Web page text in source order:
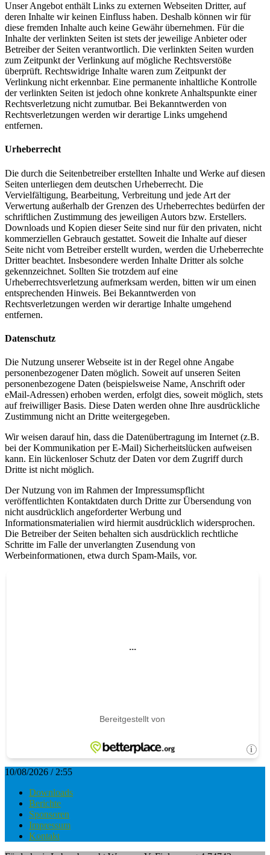
Unser Angebot enthält Links zu externen Webseiten Dritter, auf
deren Inhalte wir keinen Einfluss haben. Deshalb können wir für
diese fremden Inhalte auch keine Gewähr übernehmen. Für die
Inhalte der verlinkten Seiten ist stets der jeweilige Anbieter oder
Betreiber der Seiten verantwortlich. Die verlinkten Seiten wurden
zum Zeitpunkt der Verlinkung auf mögliche Rechtsverstöße
überprüft. Rechtswidrige Inhalte waren zum Zeitpunkt der
Verlinkung nicht erkennbar. Eine permanente inhaltliche Kontrolle
der verlinkten Seiten ist jedoch ohne konkrete Anhaltspunkte einer
Rechtsverletzung nicht zumutbar. Bei Bekanntwerden von
Rechtsverletzungen werden wir derartige Links umgehend
entfernen.
Urheberrecht
Die durch die Seitenbetreiber erstellten Inhalte und Werke auf diesen
Seiten unterliegen dem deutschen Urheberrecht. Die
Vervielfältigung, Bearbeitung, Verbreitung und jede Art der
Verwertung außerhalb der Grenzen des Urheberrechtes bedürfen der
schriftlichen Zustimmung des jeweiligen Autors bzw. Erstellers.
Downloads und Kopien dieser Seite sind nur für den privaten, nicht
kommerziellen Gebrauch gestattet. Soweit die Inhalte auf dieser
Seite nicht vom Betreiber erstellt wurden, werden die Urheberrechte
Dritter beachtet. Insbesondere werden Inhalte Dritter als solche
gekennzeichnet. Sollten Sie trotzdem auf eine
Urheberrechtsverletzung aufmerksam werden, bitten wir um einen
entsprechenden Hinweis. Bei Bekanntwerden von
Rechtsverletzungen werden wir derartige Inhalte umgehend
entfernen.
Datenschutz
Die Nutzung unserer Webseite ist in der Regel ohne Angabe
personenbezogener Daten möglich. Soweit auf unseren Seiten
personenbezogene Daten (beispielsweise Name, Anschrift oder
eMail-Adressen) erhoben werden, erfolgt dies, soweit möglich, stets
auf freiwilliger Basis. Diese Daten werden ohne Ihre ausdrückliche
Zustimmung nicht an Dritte weitergegeben.
Wir weisen darauf hin, dass die Datenübertragung im Internet (z.B.
bei der Kommunikation per E-Mail) Sicherheitslücken aufweisen
kann. Ein lückenloser Schutz der Daten vor dem Zugriff durch
Dritte ist nicht möglich.
Der Nutzung von im Rahmen der Impressumspflicht
veröffentlichten Kontaktdaten durch Dritte zur Übersendung von
nicht ausdrücklich angeforderter Werbung und
Informationsmaterialien wird hiermit ausdrücklich widersprochen.
Die Betreiber der Seiten behalten sich ausdrücklich rechtliche
Schritte im Falle der unverlangten Zusendung von
Werbeinformationen, etwa durch Spam-Mails, vor.
10/08/2026 / 2:55
Downloads
Berichte
Sponsoren
Impressum
Kontakt